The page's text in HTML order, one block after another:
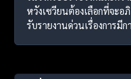
หวังเซวียนต้องเลือกที่จะอ
รับรายงานด่วนเรื่องการมี